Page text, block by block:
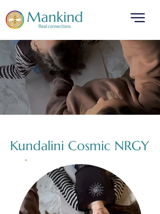
Kundalini Cosmic NRGY